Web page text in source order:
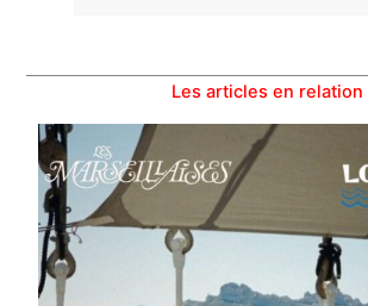
Les articles en relation